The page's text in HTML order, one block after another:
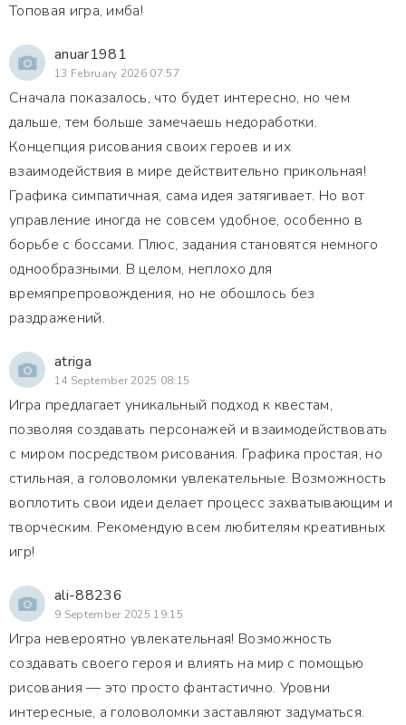
Топовая игра, имба!
anuar1981
13 February 2026 07:57
Сначала показалось, что будет интересно, но чем
дальше, тем больше замечаешь недоработки.
Концепция рисования своих героев и их
взаимодействия в мире действительно прикольная!
Графика симпатичная, сама идея затягивает. Но вот
управление иногда не совсем удобное, особенно в
борьбе с боссами. Плюс, задания становятся немного
однообразными. В целом, неплохо для
времяпрепровождения, но не обошлось без
раздражений.
atriga
14 September 2025 08:15
Игра предлагает уникальный подход к квестам,
позволяя создавать персонажей и взаимодействовать
с миром посредством рисования. Графика простая, но
стильная, а головоломки увлекательные. Возможность
воплотить свои идеи делает процесс захватывающим и
творческим. Рекомендую всем любителям креативных
игр!
ali-88236
9 September 2025 19:15
Игра невероятно увлекательная! Возможность
создавать своего героя и влиять на мир с помощью
рисования — это просто фантастично. Уровни
интересные, а головоломки заставляют задуматься.